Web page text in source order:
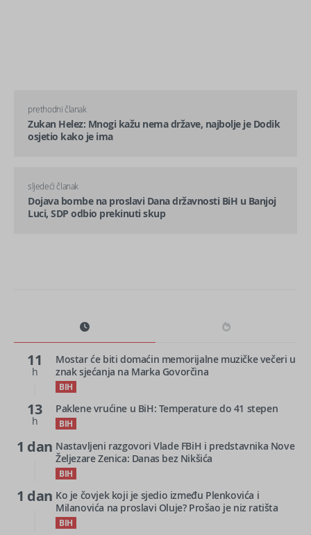
prethodni članak
Zukan Helez: Mnogi kažu nema države, najbolje je Dodik
osjetio kako je ima
sljedeći članak
Dojava bombe na proslavi Dana državnosti BiH u Banjoj
Luci, SDP odbio prekinuti skup
11
h
Mostar će biti domaćin memorijalne muzičke večeri u
znak sjećanja na Marka Govorčina
BIH
13
h
Paklene vrućine u BiH: Temperature do 41 stepen
BIH
1 dan Nastavljeni razgovori Vlade FBiH i predstavnika Nove
Željezare Zenica: Danas bez Nikšića
BIH
1 dan Ko je čovjek koji je sjedio između Plenkovića i
Milanovića na proslavi Oluje? Prošao je niz ratišta
BIH